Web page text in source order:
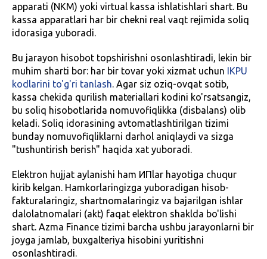
apparati (NKM) yoki virtual kassa ishlatishlari shart. Bu
kassa apparatlari har bir chekni real vaqt rejimida soliq
idorasiga yuboradi.
Bu jarayon hisobot topshirishni osonlashtiradi, lekin bir
muhim sharti bor: har bir tovar yoki xizmat uchun IKPU
kodlarini to'g'ri tanlash . Agar siz oziq-ovqat sotib,
kassa chekida qurilish materiallari kodini ko'rsatsangiz,
bu soliq hisobotlarida nomuvofiqlikka (disbalans) olib
keladi. Soliq idorasining avtomatlashtirilgan tizimi
bunday nomuvofiqliklarni darhol aniqlaydi va sizga
"tushuntirish berish" haqida xat yuboradi.
Elektron hujjat aylanishi ham ИПlar hayotiga chuqur
kirib kelgan. Hamkorlaringizga yuboradigan hisob-
fakturalaringiz, shartnomalaringiz va bajarilgan ishlar
dalolatnomalari (akt) faqat elektron shaklda bo'lishi
shart. Azma Finance tizimi barcha ushbu jarayonlarni bir
joyga jamlab, buxgalteriya hisobini yuritishni
osonlashtiradi.